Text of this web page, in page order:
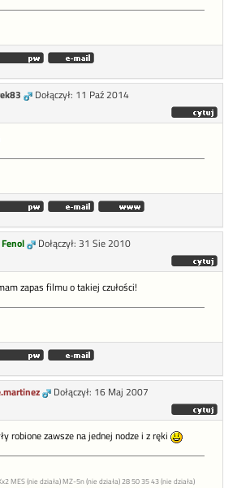
Dołączył: 11 Paź 2014
Fenol
Dołączył: 31 Sie 2010
zapas filmu o takiej czułości!
Dołączył: 16 Maj 2007
robione zawsze na jednej nodze i z ręki
MES (nie działa) MZ-5n (nie działa) 28 50 35 43 (nie działa)